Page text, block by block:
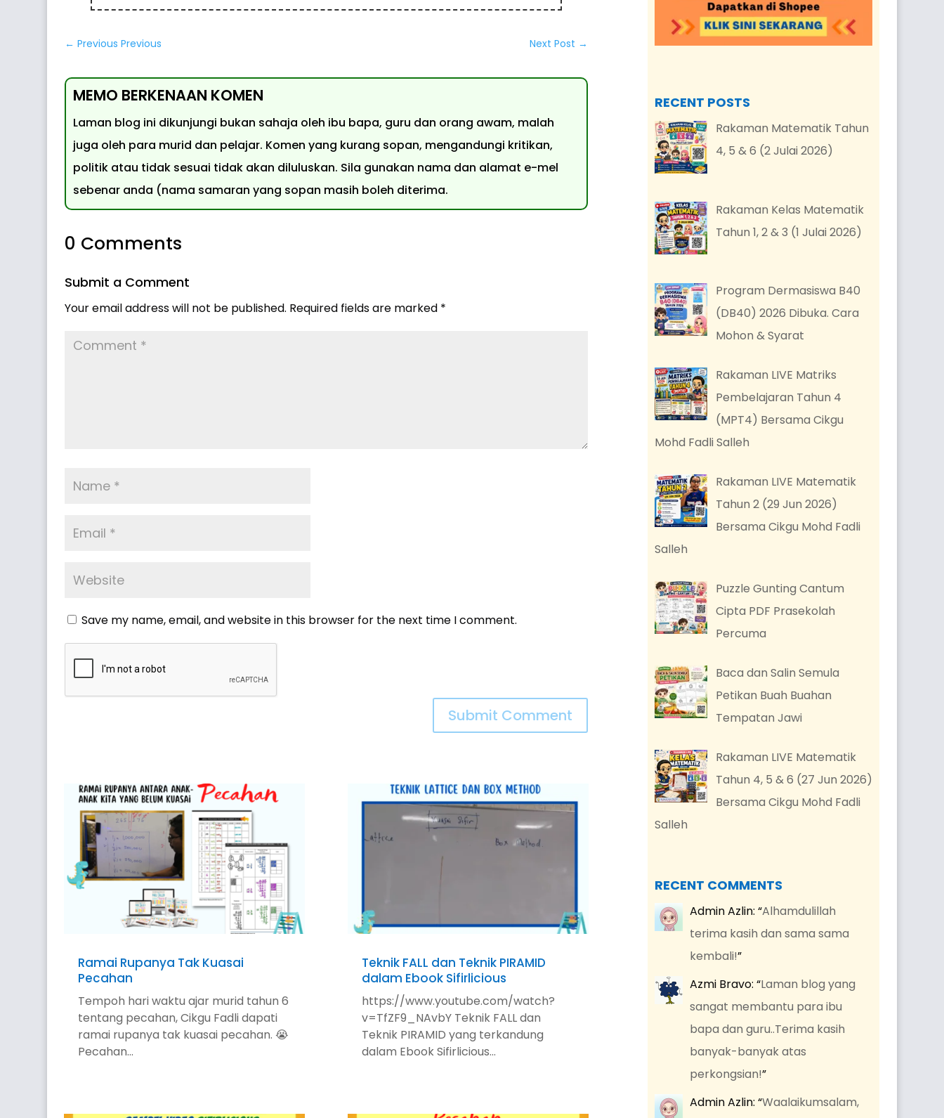
← Previous Previous Next Post →
MEMO BERKENAAN KOMEN
Laman blog ini dikunjungi bukan sahaja oleh ibu bapa, guru dan orang awam, malah
juga oleh para murid dan pelajar. Komen yang kurang sopan, mengandungi kritikan,
politik atau tidak sesuai tidak akan diluluskan. Sila gunakan nama dan alamat e-mel
sebenar anda (nama samaran yang sopan masih boleh diterima.
0 Comments
Submit a Comment
Your email address will not be published. Required fields are marked *
Save my name, email, and website in this browser for the next time I comment.
Submit Comment
Ramai Rupanya Tak Kuasai
Pecahan
Tempoh hari waktu ajar murid tahun 6
tentang pecahan, Cikgu Fadli dapati
ramai rupanya tak kuasai pecahan. 😭
Pecahan...
Teknik FALL dan Teknik PIRAMID
dalam Ebook Sifirlicious
https://www.youtube.com/watch?
v=TfZF9_NAvbY Teknik FALL dan
Teknik PIRAMID yang terkandung
dalam Ebook Sifirlicious...
RECENT POSTS
Rakaman Matematik Tahun
4, 5 & 6 (2 Julai 2026)
Rakaman Kelas Matematik
Tahun 1, 2 & 3 (1 Julai 2026)
Program Dermasiswa B40
(DB40) 2026 Dibuka. Cara
Mohon & Syarat
Rakaman LIVE Matriks
Pembelajaran Tahun 4
(MPT4) Bersama Cikgu
Mohd Fadli Salleh
Rakaman LIVE Matematik
Tahun 2 (29 Jun 2026)
Bersama Cikgu Mohd Fadli
Salleh
Puzzle Gunting Cantum
Cipta PDF Prasekolah
Percuma
Baca dan Salin Semula
Petikan Buah Buahan
Tempatan Jawi
Rakaman LIVE Matematik
Tahun 4, 5 & 6 (27 Jun 2026)
Bersama Cikgu Mohd Fadli
Salleh
RECENT COMMENTS
Admin Azlin: “Alhamdulillah
terima kasih dan sama sama
kembali!”
Azmi Bravo: “Laman blog yang
sangat membantu para ibu
bapa dan guru..Terima kasih
banyak-banyak atas
perkongsian!”
Admin Azlin: “Waalaikumsalam,